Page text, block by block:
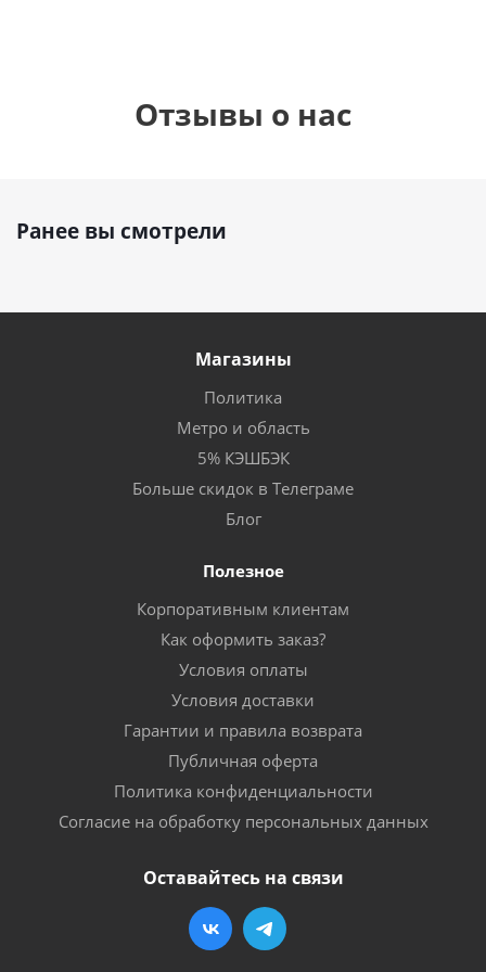
Отзывы о нас
Ранее вы смотрели
Магазины
Политика
Метро и область
5% КЭШБЭК
Больше скидок в Телеграме
Блог
Полезное
Корпоративным клиентам
Как оформить заказ?
Условия оплаты
Условия доставки
Гарантии и правила возврата
Публичная оферта
Политика конфиденциальности
Согласие на обработку персональных данных
Оставайтесь на связи